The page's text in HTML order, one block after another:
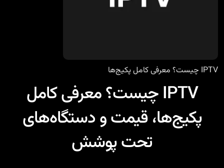
IPTV چیست؟ معرفی کامل پکیج‌ها
IPTV چیست؟ معرفی کامل
پکیج‌ها، قیمت و دستگاه‌های
تحت پوشش